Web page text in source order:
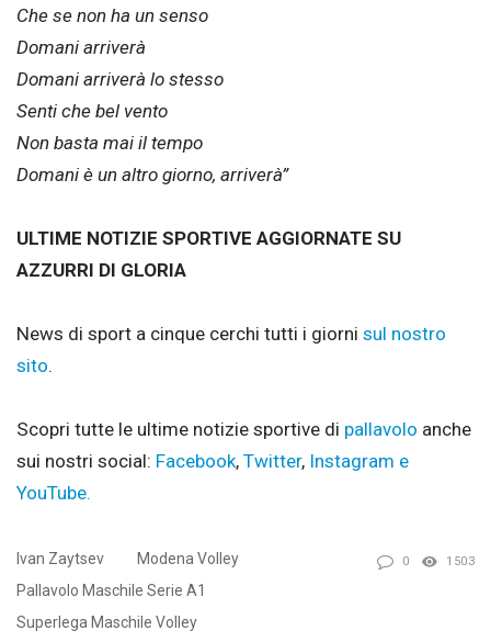
Che se non ha un senso
Domani arriverà
Domani arriverà lo stesso
Senti che bel vento
Non basta mai il tempo
Domani è un altro giorno, arriverà”
ULTIME NOTIZIE SPORTIVE AGGIORNATE SU
AZZURRI DI GLORIA
News di sport a cinque cerchi tutti i giorni sul nostro
sito.
Scopri tutte le ultime notizie sportive di pallavolo anche
sui nostri social: Facebook, Twitter, Instagram e
YouTube.
Ivan Zaytsev
Modena Volley
Pallavolo Maschile Serie A1
Superlega Maschile Volley
0 1503